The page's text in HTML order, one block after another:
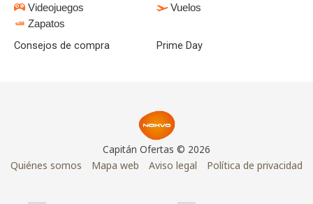
Videojuegos
Vuelos
Zapatos
Consejos de compra Prime Day
Capitán Ofertas © 2026
Quiénes somos
Mapa web Aviso legal Política de privacidad